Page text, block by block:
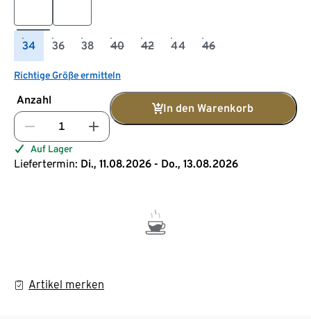
34 36 38 40 42 44 46
Richtige Größe ermitteln
Anzahl
In den Warenkorb
Auf Lager
Liefertermin: Di., 11.08.2026 - Do., 13.08.2026
Artikel merken